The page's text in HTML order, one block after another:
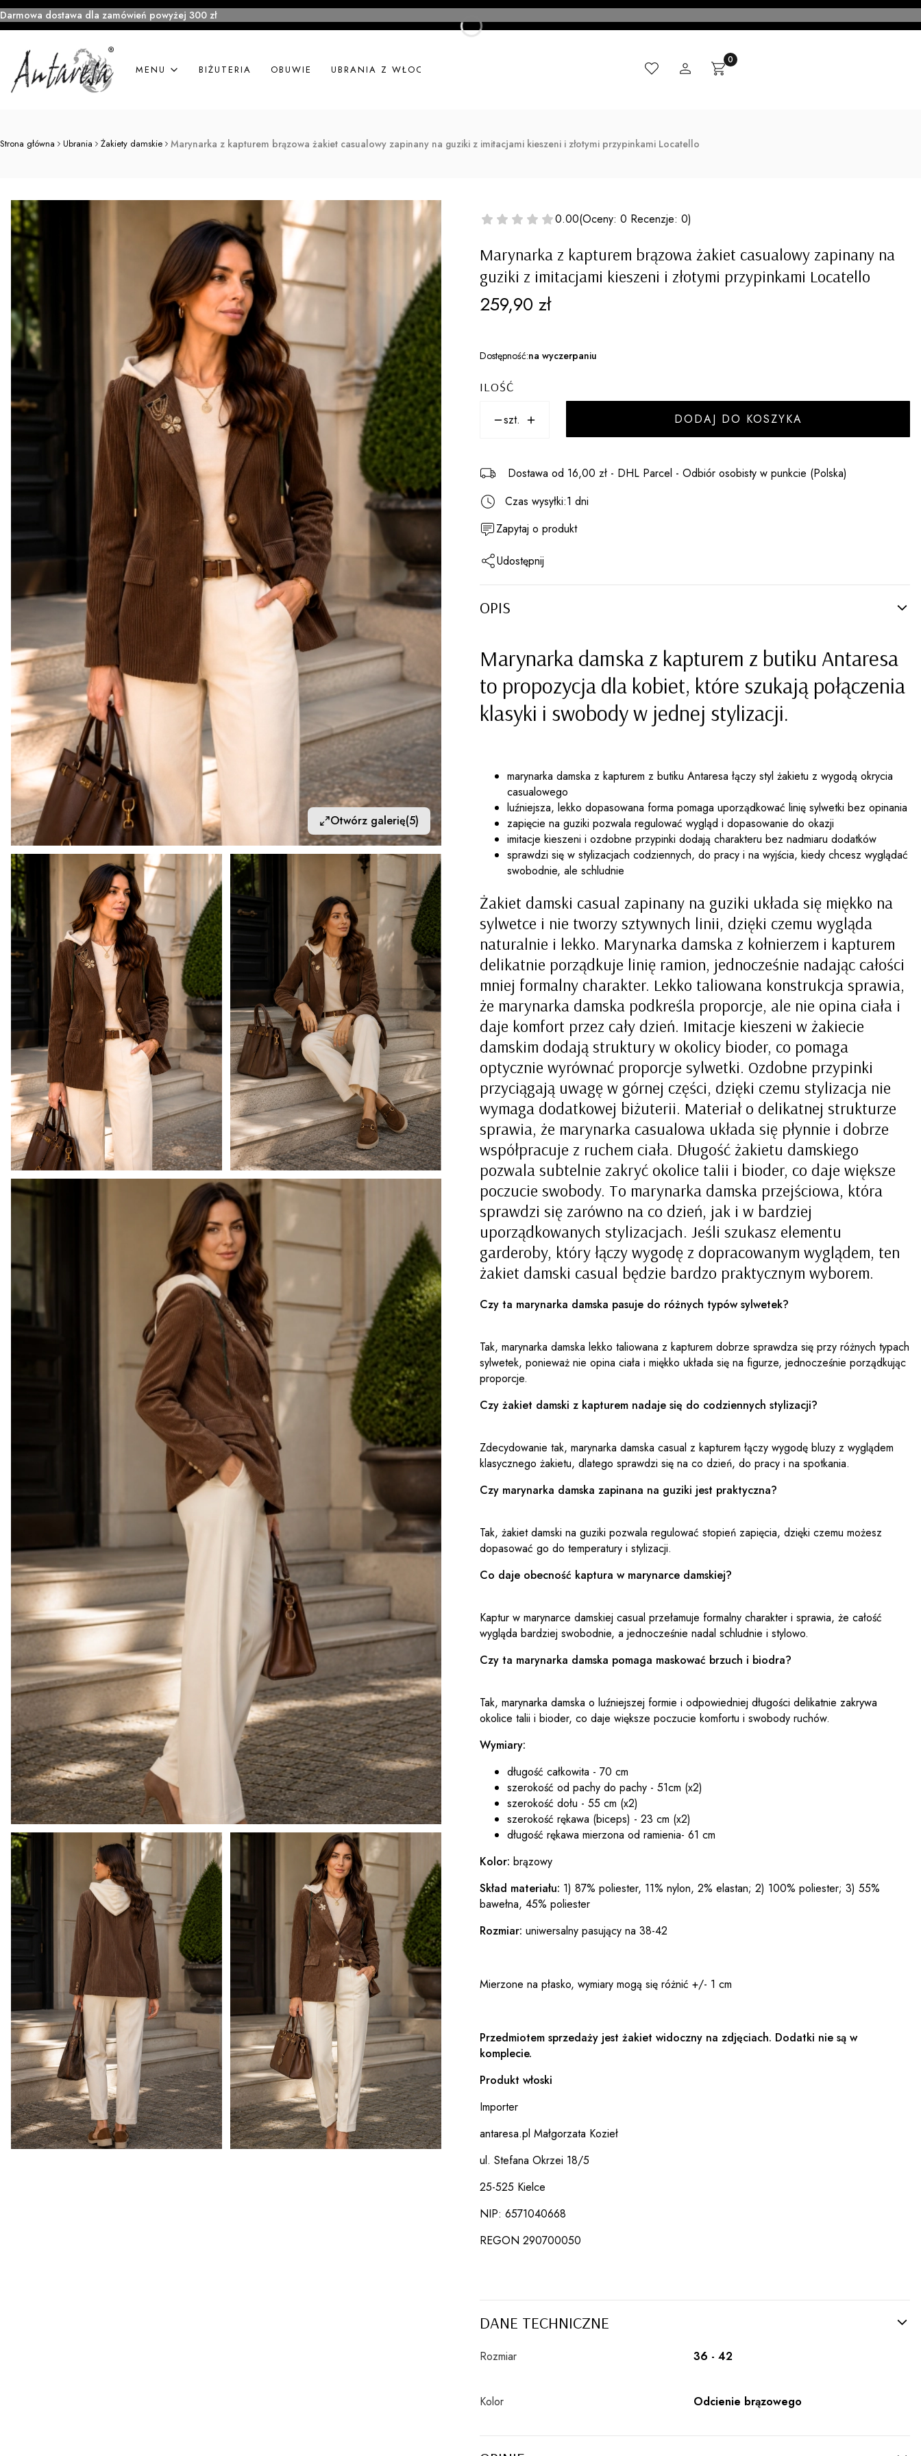
Darmowa dostawa dla zamówień powyżej 300 zł
MENU BIŻUTERIA OBUWIE UBRANIA Z WŁOCH MADE IN ITALY
UlubioneZaloguj sięProdukty w koszyku: 0. Zobacz szczegóły
Koszyk
Strona główna Ubrania Żakiety damskie Marynarka z kapturem brązowa żakiet casualowy zapinany na guziki z imitacjami kieszeni i złotymi przypinkami Locatello
Otwórz galerię(5)
0.00(Oceny: 0 Recenzje: 0)
Marynarka z kapturem brązowa żakiet casualowy zapinany na
guziki z imitacjami kieszeni i złotymi przypinkami Locatello
Cena
259,90 zł
Dostępność:na wyczerpaniu
ILOŚĆ
szt. DODAJ DO KOSZYKA
Dostawa od 16,00 zł - DHL Parcel - Odbiór osobisty w punkcie (Polska)
Czas wysyłki:1 dni
Zapytaj o produkt
Udostępnij
OPIS
Marynarka damska z kapturem z butiku Antaresa
to propozycja dla kobiet, które szukają połączenia
klasyki i swobody w jednej stylizacji.
marynarka damska z kapturem z butiku Antaresa łączy styl żakietu z wygodą okrycia
casualowego
luźniejsza, lekko dopasowana forma pomaga uporządkować linię sylwetki bez opinania
zapięcie na guziki pozwala regulować wygląd i dopasowanie do okazji
imitacje kieszeni i ozdobne przypinki dodają charakteru bez nadmiaru dodatków
sprawdzi się w stylizacjach codziennych, do pracy i na wyjścia, kiedy chcesz wyglądać
swobodnie, ale schludnie
Żakiet damski casual zapinany na guziki układa się miękko na
sylwetce i nie tworzy sztywnych linii, dzięki czemu wygląda
naturalnie i lekko. Marynarka damska z kołnierzem i kapturem
delikatnie porządkuje linię ramion, jednocześnie nadając całości
mniej formalny charakter. Lekko taliowana konstrukcja sprawia,
że marynarka damska podkreśla proporcje, ale nie opina ciała i
daje komfort przez cały dzień. Imitacje kieszeni w żakiecie
damskim dodają struktury w okolicy bioder, co pomaga
optycznie wyrównać proporcje sylwetki. Ozdobne przypinki
przyciągają uwagę w górnej części, dzięki czemu stylizacja nie
wymaga dodatkowej biżuterii. Materiał o delikatnej strukturze
sprawia, że marynarka casualowa układa się płynnie i dobrze
współpracuje z ruchem ciała. Długość żakietu damskiego
pozwala subtelnie zakryć okolice talii i bioder, co daje większe
poczucie swobody. To marynarka damska przejściowa, która
sprawdzi się zarówno na co dzień, jak i w bardziej
uporządkowanych stylizacjach. Jeśli szukasz elementu
garderoby, który łączy wygodę z dopracowanym wyglądem, ten
żakiet damski casual będzie bardzo praktycznym wyborem.
Czy ta marynarka damska pasuje do różnych typów sylwetek?
Tak, marynarka damska lekko taliowana z kapturem dobrze sprawdza się przy różnych typach
sylwetek, ponieważ nie opina ciała i miękko układa się na figurze, jednocześnie porządkując
proporcje.
Czy żakiet damski z kapturem nadaje się do codziennych stylizacji?
Zdecydowanie tak, marynarka damska casual z kapturem łączy wygodę bluzy z wyglądem
klasycznego żakietu, dlatego sprawdzi się na co dzień, do pracy i na spotkania.
Czy marynarka damska zapinana na guziki jest praktyczna?
Tak, żakiet damski na guziki pozwala regulować stopień zapięcia, dzięki czemu możesz
dopasować go do temperatury i stylizacji.
Co daje obecność kaptura w marynarce damskiej?
Kaptur w marynarce damskiej casual przełamuje formalny charakter i sprawia, że całość
wygląda bardziej swobodnie, a jednocześnie nadal schludnie i stylowo.
Czy ta marynarka damska pomaga maskować brzuch i biodra?
Tak, marynarka damska o luźniejszej formie i odpowiedniej długości delikatnie zakrywa
okolice talii i bioder, co daje większe poczucie komfortu i swobody ruchów.
Wymiary:
długość całkowita - 70 cm
szerokość od pachy do pachy - 51cm (x2)
szerokość dołu - 55 cm (x2)
szerokość rękawa (biceps) - 23 cm (x2)
długość rękawa mierzona od ramienia- 61 cm
Kolor: brązowy
Skład materiału: 1) 87% poliester, 11% nylon, 2% elastan; 2) 100% poliester; 3) 55%
bawełna, 45% poliester
Rozmiar: uniwersalny pasujący na 38-42
Mierzone na płasko, wymiary mogą się różnić +/- 1 cm
Przedmiotem sprzedaży jest żakiet widoczny na zdjęciach. Dodatki nie są w
komplecie.
Produkt włoski
Importer
antaresa.pl Małgorzata Kozieł
ul. Stefana Okrzei 18/5
25-525 Kielce
NIP: 6571040668
REGON 290700050
DANE TECHNICZNE
Rozmiar 36 - 42
Kolor Odcienie brązowego